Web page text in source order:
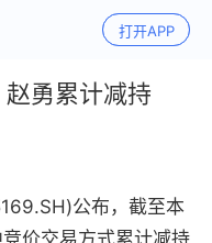
打开APP
勇累计减持
公布，截至本
价交易方式累计减持